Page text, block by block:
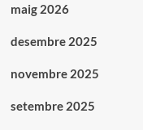
maig 2026
desembre 2025
novembre 2025
setembre 2025